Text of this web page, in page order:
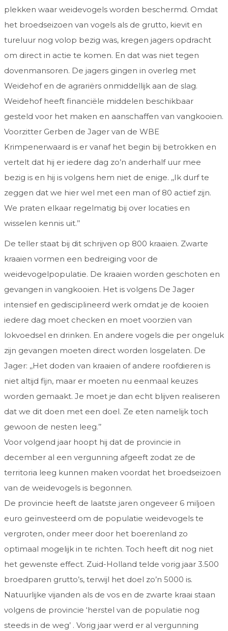
plekken waar weidevogels worden beschermd. Omdat
het broedseizoen van vogels als de grutto, kievit en
tureluur nog volop bezig was, kregen jagers opdracht
om direct in actie te komen. En dat was niet tegen
dovenmansoren. De jagers gingen in overleg met
Weidehof en de agrariërs onmiddellijk aan de slag.
Weidehof heeft financiële middelen beschikbaar
gesteld voor het maken en aanschaffen van vangkooien.
Voorzitter Gerben de Jager van de WBE
Krimpenerwaard is er vanaf het begin bij betrokken en
vertelt dat hij er iedere dag zo’n anderhalf uur mee
bezig is en hij is volgens hem niet de enige. ,,Ik durf te
zeggen dat we hier wel met een man of 80 actief zijn.
We praten elkaar regelmatig bij over locaties en
wisselen kennis uit.’’
De teller staat bij dit schrijven op 800 kraaien. Zwarte
kraaien vormen een bedreiging voor de
weidevogelpopulatie. De kraaien worden geschoten en
gevangen in vangkooien. Het is volgens De Jager
intensief en gedisciplineerd werk omdat je de kooien
iedere dag moet checken en moet voorzien van
lokvoedsel en drinken. En andere vogels die per ongeluk
zijn gevangen moeten direct worden losgelaten. De
Jager: ,,Het doden van kraaien of andere roofdieren is
niet altijd fijn, maar er moeten nu eenmaal keuzes
worden gemaakt. Je moet je dan echt blijven realiseren
dat we dit doen met een doel. Ze eten namelijk toch
gewoon de nesten leeg.’’
Voor volgend jaar hoopt hij dat de provincie in
december al een vergunning afgeeft zodat ze de
territoria leeg kunnen maken voordat het broedseizoen
van de weidevogels is begonnen.
De provincie heeft de laatste jaren ongeveer 6 miljoen
euro geïnvesteerd om de populatie weidevogels te
vergroten, onder meer door het boerenland zo
optimaal mogelijk in te richten. Toch heeft dit nog niet
het gewenste effect. Zuid-Holland telde vorig jaar 3.500
broedparen grutto’s, terwijl het doel zo’n 5000 is.
Natuurlijke vijanden als de vos en de zwarte kraai staan
volgens de provincie ‘herstel van de populatie nog
steeds in de weg’ . Vorig jaar werd er al vergunning